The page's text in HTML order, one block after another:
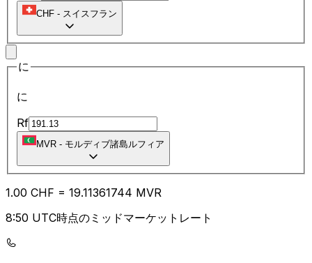
CHF - スイスフラン
に
に
Rf
MVR - モルディブ諸島ルフィア
1.00 CHF = 19.11361744 MVR
8:50 UTC時点のミッドマーケットレート